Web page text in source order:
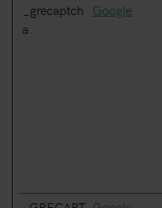
_grecaptch
a
Google